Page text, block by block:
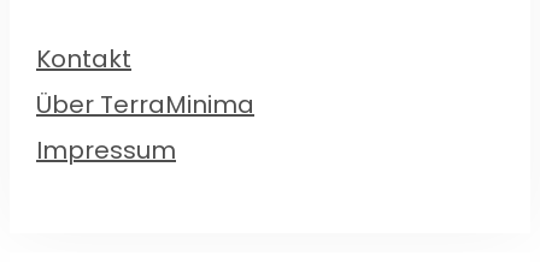
Kontakt
Über TerraMinima
Impressum